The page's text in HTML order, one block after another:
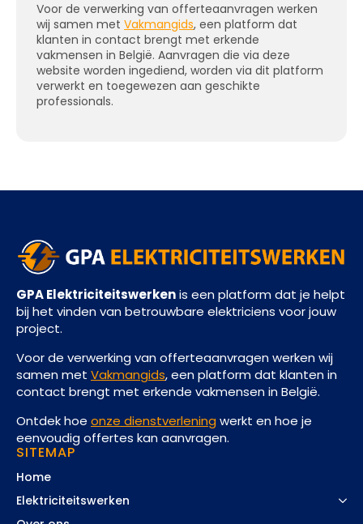
Voor de verwerking van offerteaanvragen werken
wij samen met Vakmangids, een platform dat
klanten in contact brengt met erkende
vakmensen in België. Aanvragen die via deze
website worden ingediend, worden via dit platform
verwerkt en toegewezen aan geschikte
professionals.
GPA Elektriciteitswerkenis een platform dat je helpt
bij het vinden van betrouwbare elektriciens voor jouw
project.
Voor de verwerking van offerteaanvragen werken wij
samen met Vakmangids, een platform dat klanten in
contact brengt met erkende vakmensen in België.
Ontdek hoe onze dienstverleningwerkt en hoe je
eenvoudig offertes kan aanvragen.
SITEMAP
Home
Elektriciteitswerken